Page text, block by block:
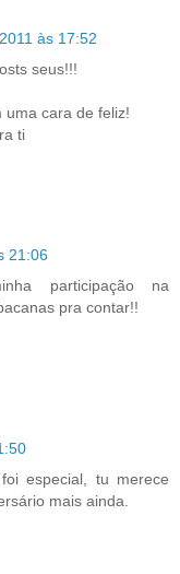
às 17:52
seus!!!
uma cara de feliz!
ti
21:06
participação na
pra contar!!
especial, tu merece
mais ainda.